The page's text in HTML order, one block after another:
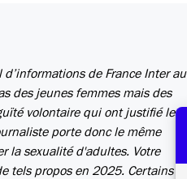
de France Inter au
des jeunes femmes mais des
volontaire qui ont justifié les
porte donc le même
la sexualité d'adultes. Votre
tels propos en 2025. Certains